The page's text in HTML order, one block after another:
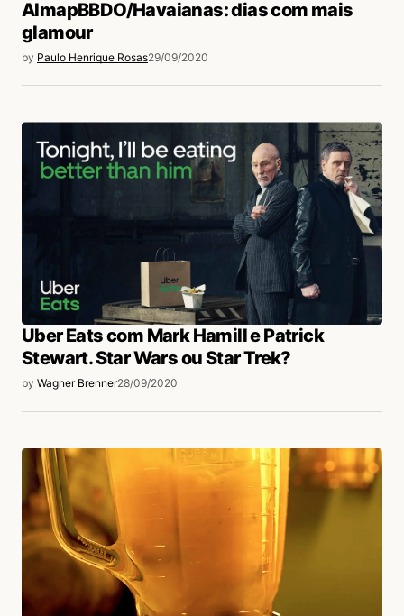
AlmapBBDO/Havaianas: dias com mais
glamour
by Paulo Henrique Rosas29/09/2020
Uber Eats com Mark Hamill e Patrick
Stewart. Star Wars ou Star Trek?
by Wagner Brenner28/09/2020